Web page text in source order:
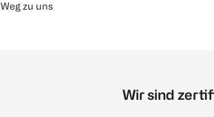
zu uns
Wir sind